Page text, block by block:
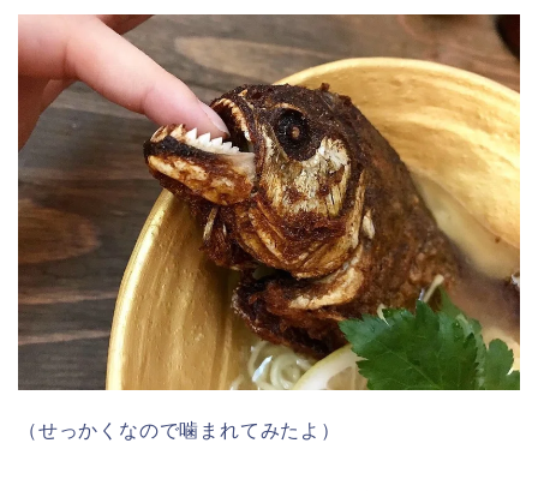
（せっかくなので噛まれてみたよ）